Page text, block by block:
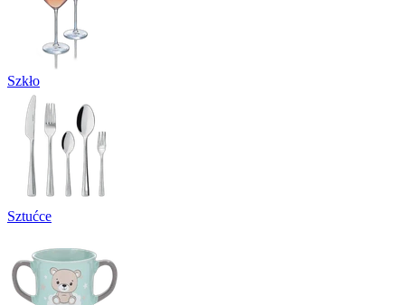
Szkło
Sztućce